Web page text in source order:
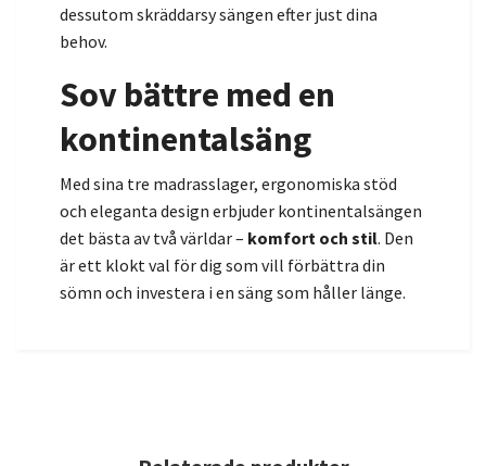
dessutom skräddarsy sängen efter just dina
behov.
Sov bättre med en
kontinentalsäng
Med sina tre madrasslager, ergonomiska stöd
och eleganta design erbjuder kontinentalsängen
det bästa av två världar – komfort och stil. Den
är ett klokt val för dig som vill förbättra din
sömn och investera i en säng som håller länge.